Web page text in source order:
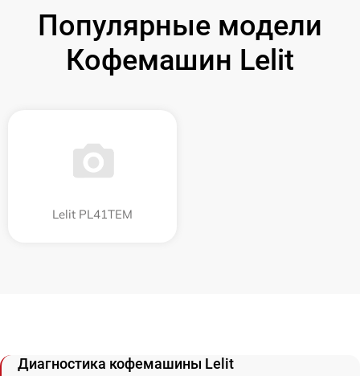
Популярные модели
Кофемашин Lelit
Lelit PL41TEM
Диагностика кофемашины Lelit